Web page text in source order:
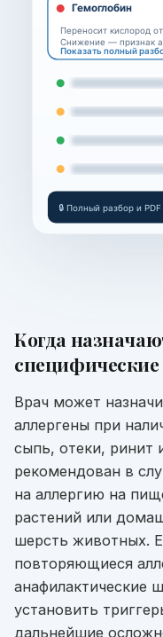
Гемоглобин
Переносит кислород
Снижение — признак
Показать полный
🔒 Полный разбор и
Когда
Врач может
аллергены при
сыпь, отеки, ринит
рекомендован в
на аллергию на
растений или
шерсть животных.
повторяющиеся
анафилактические
установить
дальнейшие